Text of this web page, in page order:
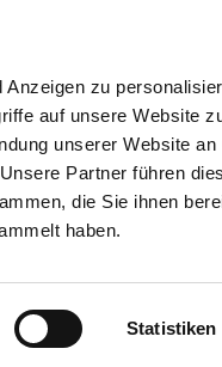
zu
auf unsere Website
unserer Website
Partner führen
die Sie ihnen
haben.
Statistiken
Nur in